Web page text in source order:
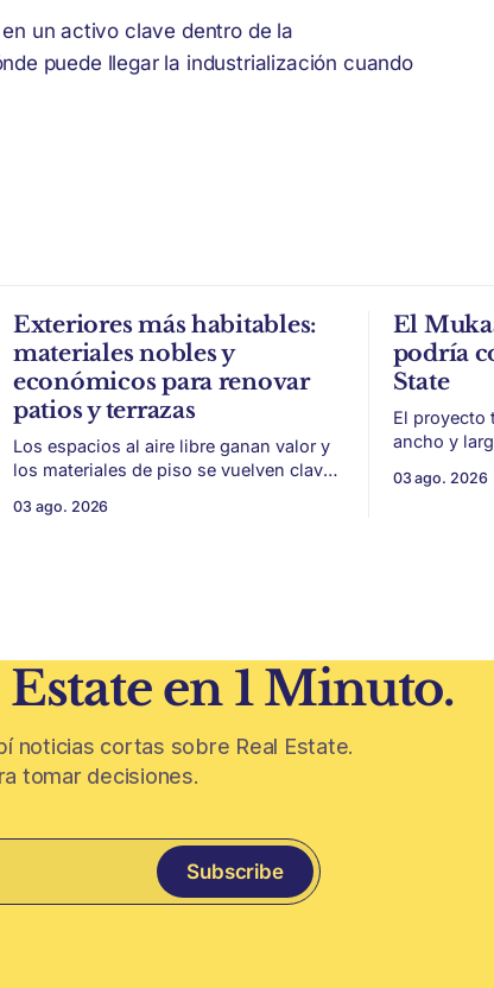
un activo clave dentro de la
puede llegar la industrialización cuando
Exteriores más habitables:
materiales nobles y
económicos para renovar
patios y terrazas
Los espacios al aire libre ganan valor y
los materiales de piso se vuelven clave
sin encarar una gran obra. Patios,
03 ago. 2026
El
podría
State
El proyecto
ancho y
vinculada al
03 ago. 2026
en 1 Minuto.
noticias cortas sobre Real Estate.
tomar decisiones.
Subscribe